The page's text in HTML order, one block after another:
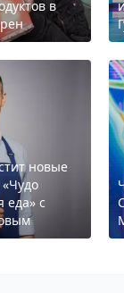
в
новые
еда» с